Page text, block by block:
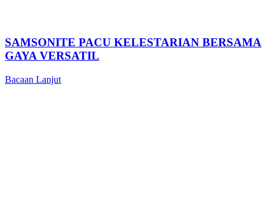
SAMSONITE PACU KELESTARIAN BERSAMA
GAYA VERSATIL
Bacaan Lanjut